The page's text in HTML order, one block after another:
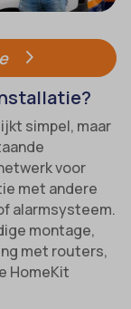
simpel, maar
voor
met andere
alarmsysteem.
montage,
met routers,
HomeKit